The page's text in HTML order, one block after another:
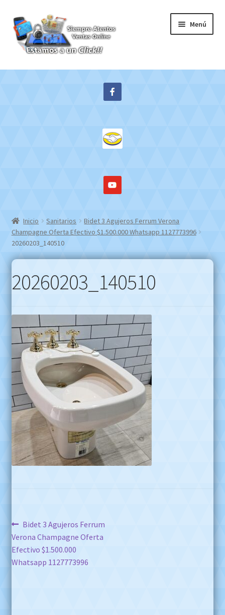
Ir
a
la
navegación
Ir
al
contenido
Menú
Inicio
Inicio Sanitarios
Bidet 3 Agujeros Ferrum Verona
Champagne Oferta Efectivo $1.500.000 Whatsapp 1127773996
20260203_140510
20260203_140510
Navegación
de
entradas
Anterior:
Bidet 3 Agujeros Ferrum
Verona Champagne Oferta
Efectivo $1.500.000
Whatsapp 1127773996